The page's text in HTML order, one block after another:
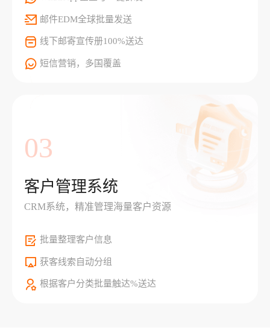
邮件EDM全球批量发送
线下邮寄宣传册100%送达
短信营销，多国覆盖
03
客户管理系统
CRM系统，精准管理海量客户资源
批量整理客户信息
获客线索自动分组
根据客户分类批量触达%送达